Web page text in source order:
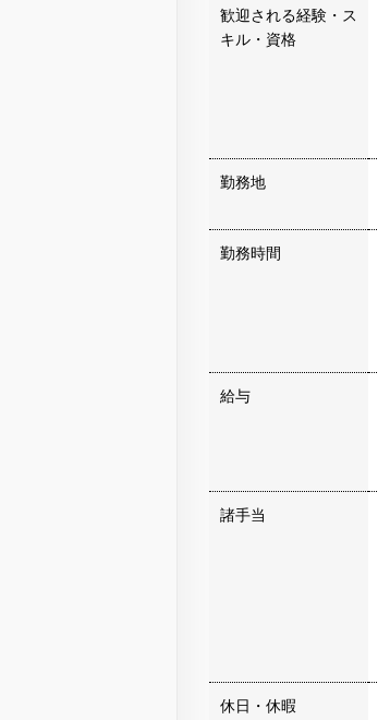
歓迎される経験・ス
キル・資格
勤務地
勤務時間
給与
諸手当
休日・休暇